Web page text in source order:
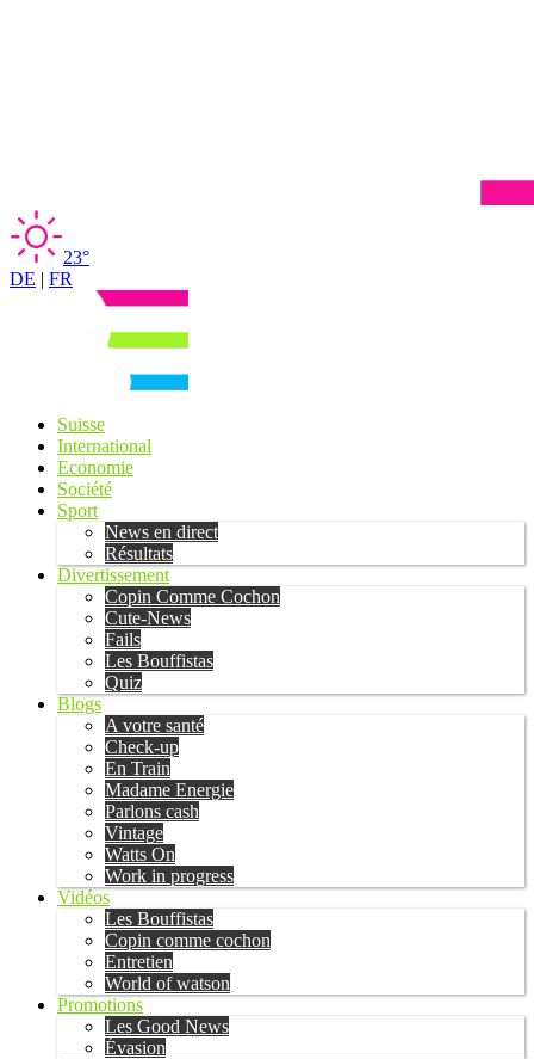
23°
DE | FR
Suisse
International
Economie
Société
Sport
News en direct
Résultats
Divertissement
Copin Comme Cochon
Cute-News
Fails
Les Bouffistas
Quiz
Blogs
A votre santé
Check-up
En Train
Madame Energie
Parlons cash
Vintage
Watts On
Work in progress
Vidéos
Les Bouffistas
Copin comme cochon
Entretien
World of watson
Promotions
Les Good News
Évasion